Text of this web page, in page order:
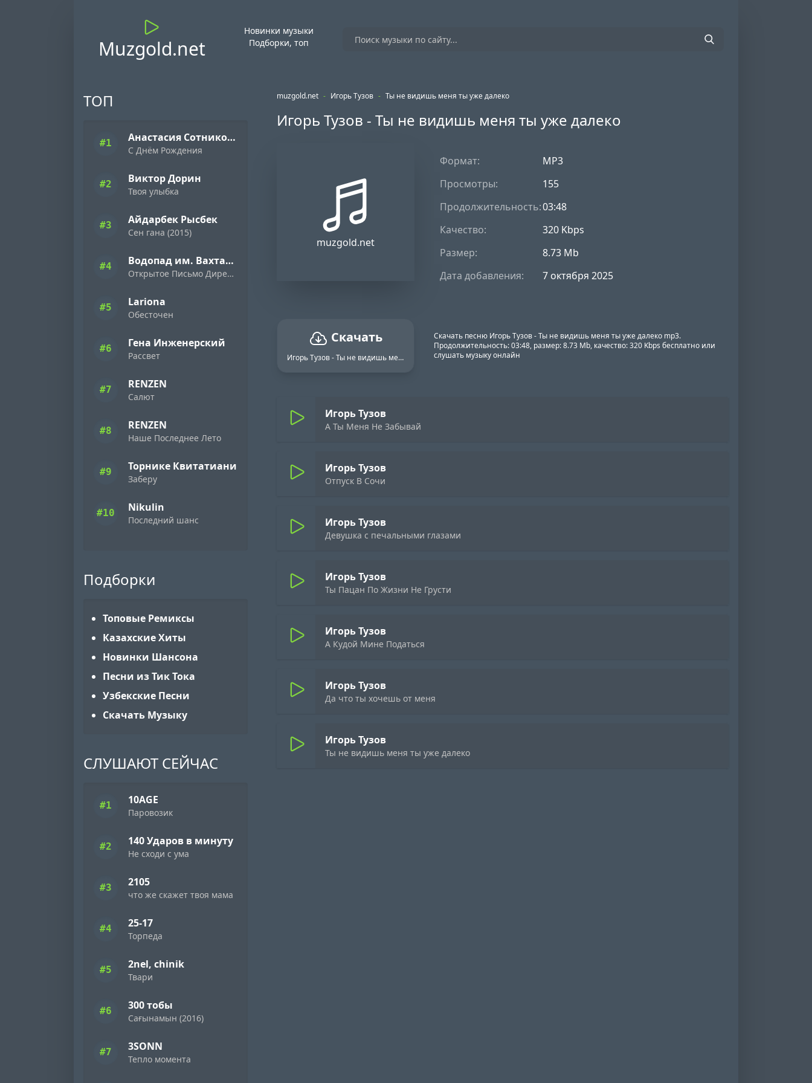
Muzgold.net
Новинки музыки
Подборки, топ
ТОП
#1 Анастасия Сотникова
С Днём Рождения
#2 Виктор Дорин
Твоя улыбка
#3 Айдарбек Рысбек
Сен гана (2015)
#4 Водопад им. Вахтанга Кикабидзе
Открытое Письмо Директору Фирмы «Ямаха» ( 1989 )
#5 Lariona
Обесточен
#6 Гена Инженерский
Рассвет
#7 RENZEN
Салют
#8 RENZEN
Наше Последнее Лето
#9 Торнике Квитатиани
Заберу
#10 Nikulin
Последний шанс
Подборки
Топовые Ремиксы
Казахские Хиты
Новинки Шансона
Песни из Тик Тока
Узбекские Песни
Скачать Музыку
СЛУШАЮТ СЕЙЧАС
#1 10AGE
Паровозик
#2 140 Ударов в минуту
Не сходи с ума
#3 2105
что же скажет твоя мама
#4 25-17
Торпеда
#5 2nel, chinik
Твари
#6 300 тобы
Сағынамын (2016)
#7 3SONN
Тепло момента
muzgold.net - Игорь Тузов - Ты не видишь меня ты уже далеко
Игорь Тузов - Ты не видишь меня ты уже далеко
muzgold.net
Формат:
MP3
Просмотры:
155
Продолжительность:03:48
Качество:
320 Kbps
Размер:
8.73 Mb
Дата добавления:
7 октября 2025
Скачать
Игорь Тузов - Ты не видишь меня ты уже далеко
Скачать песню Игорь Тузов - Ты не видишь меня ты уже далеко mp3.
Продолжительность: 03:48, размер: 8.73 Mb, качество: 320 Kbps бесплатно или
слушать музыку онлайн
Игорь Тузов
А Ты Меня Не Забывай
Игорь Тузов
Отпуск В Сочи
Игорь Тузов
Девушка с печальными глазами
Игорь Тузов
Ты Пацан По Жизни Не Грусти
Игорь Тузов
А Кудой Мине Податься
Игорь Тузов
Да что ты хочешь от меня
Игорь Тузов
Ты не видишь меня ты уже далеко